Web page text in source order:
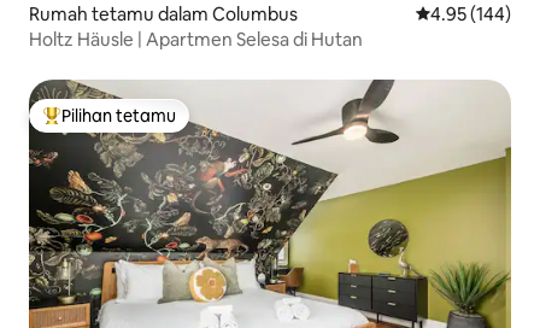
Rumah tetamu dalam Columbus Penarafan
4.95 (144)
Holtz Häusle | Apartmen Selesa di Hutan
Pilihan utama tetamu
Pilihan tetamu